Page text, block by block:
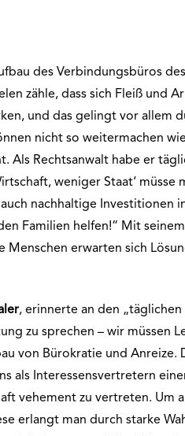
des Verbindungsbüros
zähle, dass sich Fleiß und
und das gelingt vor allem
nicht so weitermachen
Rechtsanwalt habe er
weniger Staat‘ müsse
nachhaltige Investitionen
Familien helfen!“ Mit
erwarten sich
, erinnerte an den „täglichen
zu sprechen – wir müssen
von Bürokratie und Anreize.
als Interessensvertretern
vehement zu vertreten. Um
erlangt man durch starke